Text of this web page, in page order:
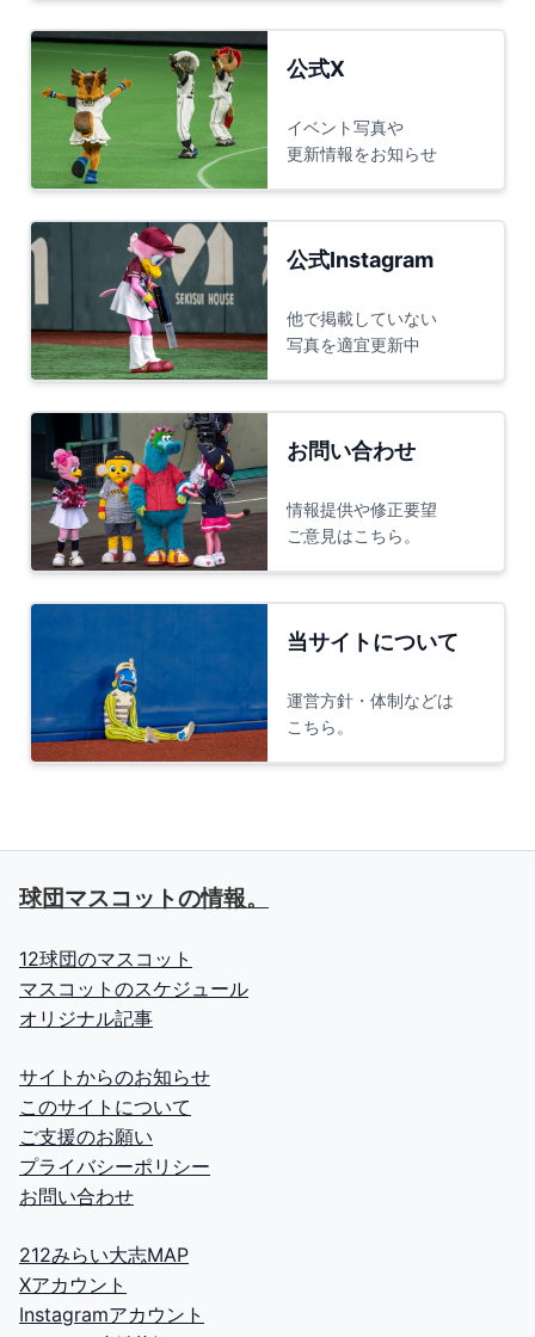
公式X
イベント写真や
更新情報をお知らせ
公式Instagram
他で掲載していない
写真を適宜更新中
お問い合わせ
情報提供や修正要望
ご意見はこちら。
当サイトについて
運営方針・体制などは
こちら。
球団マスコットの情報。
12球団のマスコット
マスコットのスケジュール
オリジナル記事
サイトからのお知らせ
このサイトについて
ご支援のお願い
プライバシーポリシー
お問い合わせ
212みらい大志MAP
Xアカウント
Instagramアカウント